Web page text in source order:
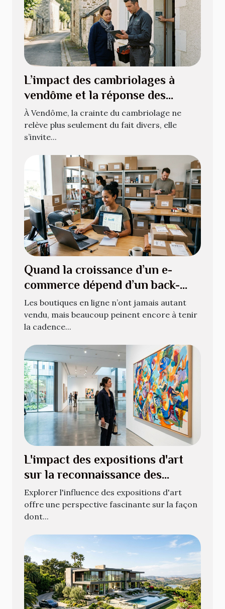
L’impact des cambriolages à
vendôme et la réponse des
installateurs d’alarmes
À Vendôme, la crainte du cambriolage ne
relève plus seulement du fait divers, elle
s’invite...
Quand la croissance d’un e-
commerce dépend d’un back-
office bien géré
Les boutiques en ligne n’ont jamais autant
vendu, mais beaucoup peinent encore à tenir
la cadence...
L'impact des expositions d'art
sur la reconnaissance des
artistes
Explorer l'influence des expositions d'art
offre une perspective fascinante sur la façon
dont...